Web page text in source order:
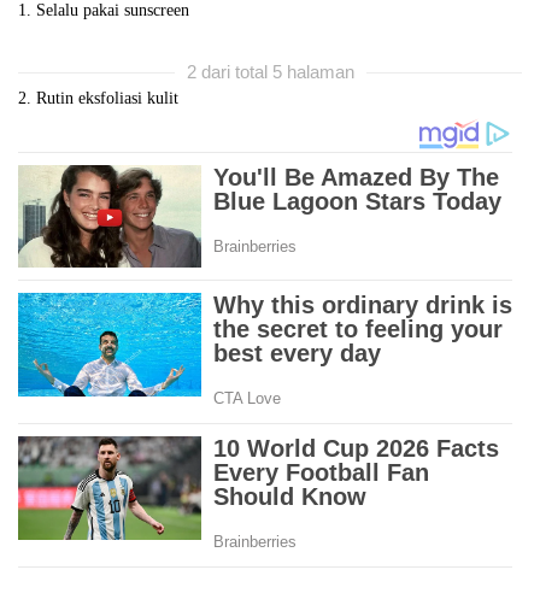
1. Selalu pakai sunscreen
2 dari total 5 halaman
2. Rutin eksfoliasi kulit